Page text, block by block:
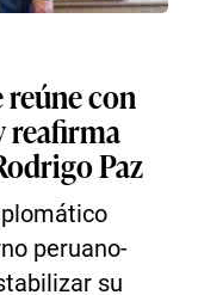
reúne con
reafirma
Paz
peruano-
su